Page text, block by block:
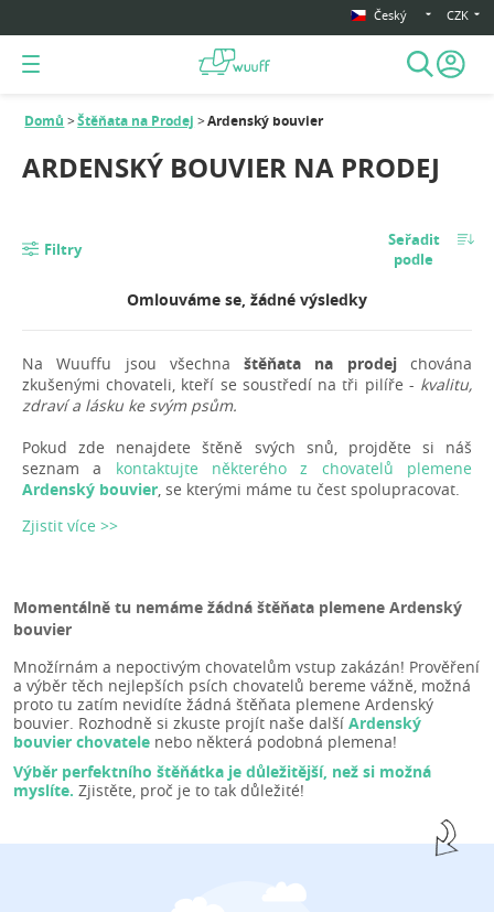
Český CZK
ARDENSKÝ BOUVIER NA PRODEJ
Domů Štěňata na Prodej Ardenský bouvier
Filtry
Seřadit
podle
Omlouváme se, žádné výsledky
Na Wuuffu jsou všechnaštěňata na prodejchována
zkušenými chovateli, kteří se soustředí na tři pilíře - kvalitu,
zdraví a lásku ke svým psům.
Pokud zde nenajdete štěně svých snů, projděte si náš
seznam a kontaktujte některého z chovatelů plemene
Ardenský bouvier, se kterými máme tu čest spolupracovat.
Zjistit více >>
Momentálně tu nemáme žádná štěňata plemene Ardenský
bouvier
Množírnám a nepoctivým chovatelům vstup zakázán! Prověření
a výběr těch nejlepších psích chovatelů bereme vážně, možná
proto tu zatím nevidíte žádná štěňata plemene Ardenský
bouvier. Rozhodně si zkuste projít naše další Ardenský
bouvier chovatele nebo některá podobná plemena!
Výběr perfektního štěňátka je důležitější, než si možná
myslíte. Zjistěte, proč je to tak důležité!